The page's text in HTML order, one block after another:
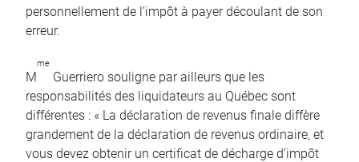
personnellement de l’impôt à payer découlant de son
erreur.
M
me
Guerriero souligne par ailleurs que les
responsabilités des liquidateurs au Québec sont
différentes : « La déclaration de revenus finale diffère
grandement de la déclaration de revenus ordinaire, et
vous devez obtenir un certificat de décharge d’impôt